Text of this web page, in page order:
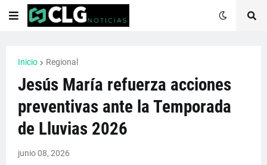
Inicio Regional
Jesús María refuerza acciones
preventivas ante la Temporada
de Lluvias 2026
junio 08, 2026